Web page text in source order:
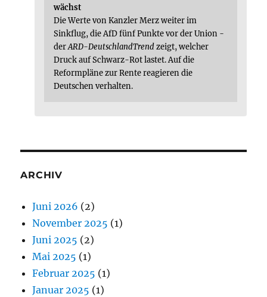
wächst
Die Werte von Kanzler Merz weiter im
Sinkflug, die AfD fünf Punkte vor der Union -
derARD-DeutschlandTrendzeigt, welcher
Druck auf Schwarz-Rot lastet. Auf die
Reformpläne zur Rente reagieren die
Deutschen verhalten.
ARCHIV
Juni 2026 (2)
November 2025 (1)
Juni 2025 (2)
Mai 2025 (1)
Februar 2025 (1)
Januar 2025 (1)